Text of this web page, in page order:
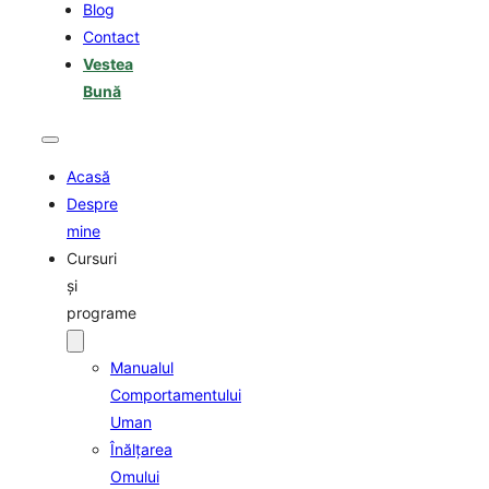
Blog
Contact
Vestea
Bună
Acasă
Despre
mine
Cursuri
şi
programe
Manualul
Comportamentului
Uman
Înălţarea
Omului